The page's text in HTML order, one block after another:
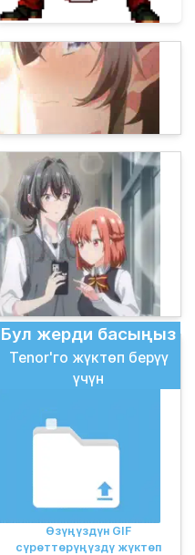
Бул жерди басыңыз
Tenor'го жүктөп берүү
үчүн
Өзүңүздүн GIF
сүрөттөрүңүздү жүктөп